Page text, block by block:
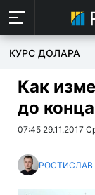
КУРС ДОЛАРА
Как
до
07:45 29.11.2017